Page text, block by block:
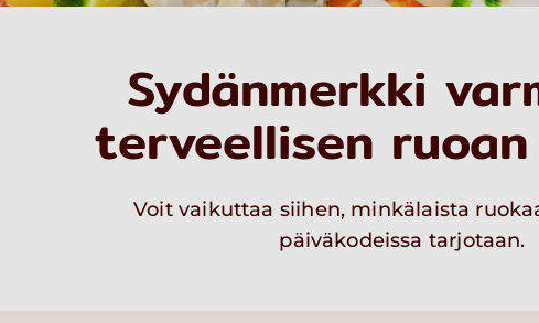
Sydänmerkki
terveellisen
Voit vaikuttaa siihen, minkälaista
päiväkodeissa tarjotaan.